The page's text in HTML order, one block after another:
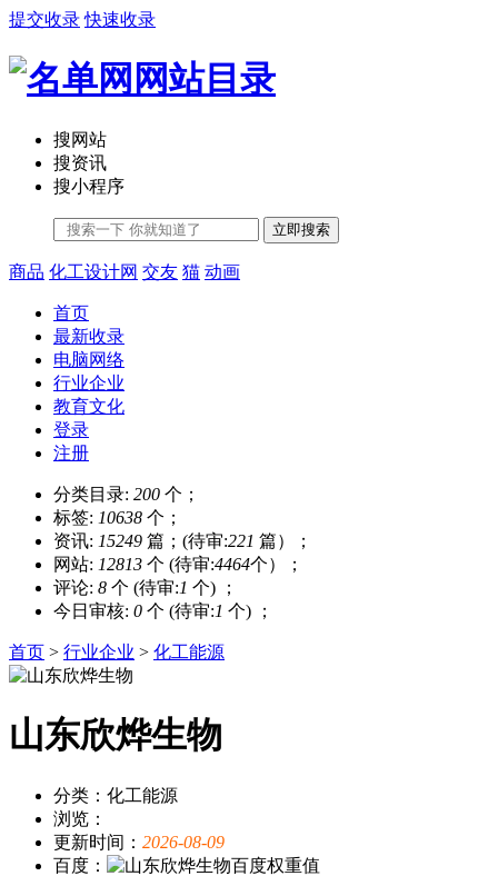
提交收录 快速收录
搜网站
搜资讯
搜小程序
立即搜索
商品 化工设计网 交友 猫 动画
首页
最新收录
电脑网络
行业企业
教育文化
登录
注册
分类目录: 200 个；
标签: 10638 个；
资讯: 15249 篇；(待审:221 篇）；
网站: 12813 个 (待审:4464个）；
评论: 8 个 (待审:1 个) ；
今日审核: 0 个 (待审:1 个) ；
首页 > 行业企业 > 化工能源
山东欣烨生物
分类：化工能源
浏览：
更新时间： 2026-08-09
百度：